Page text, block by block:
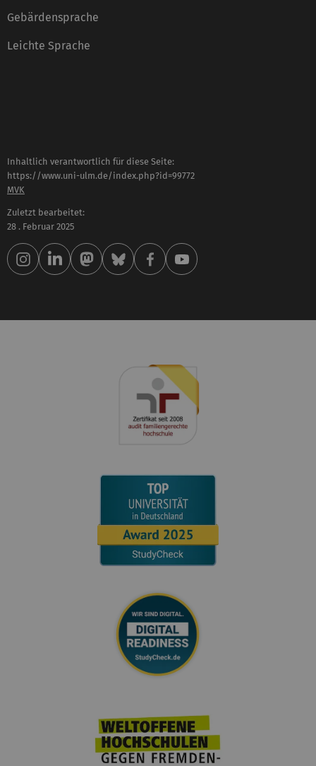
Gebärdensprache
Leichte Sprache
Inhaltlich verantwortlich für diese Seite:
https://www.uni-ulm.de/index.php?id=99772
MVK
Zuletzt bearbeitet:
28 . Februar 2025